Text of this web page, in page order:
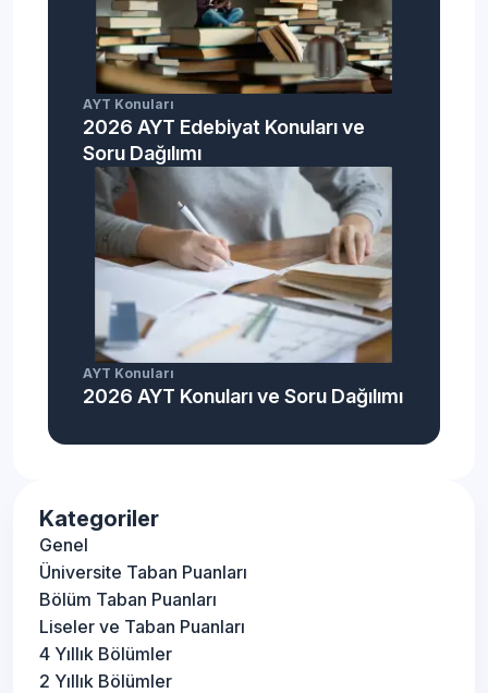
AYT Konuları
2026 AYT Edebiyat Konuları ve
Soru Dağılımı
AYT Konuları
2026 AYT Konuları ve Soru Dağılımı
Kategoriler
Genel
Üniversite Taban Puanları
Bölüm Taban Puanları
Liseler ve Taban Puanları
4 Yıllık Bölümler
2 Yıllık Bölümler